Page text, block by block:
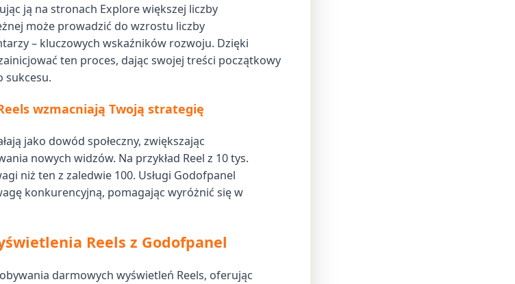
ją na stronach Explore większej liczby
może prowadzić do wzrostu liczby
– kluczowych wskaźników rozwoju. Dzięki
ten proces, dając swojej treści początkowy
sukcesu.
wzmacniają Twoją strategię
jako dowód społeczny, zwiększając
nowych widzów. Na przykład Reel z 10 tys.
niż ten z zaledwie 100. Usługi Godofpanel
konkurencyjną, pomagając wyróżnić się w
Reels z Godofpanel
darmowych wyświetleń Reels, oferując